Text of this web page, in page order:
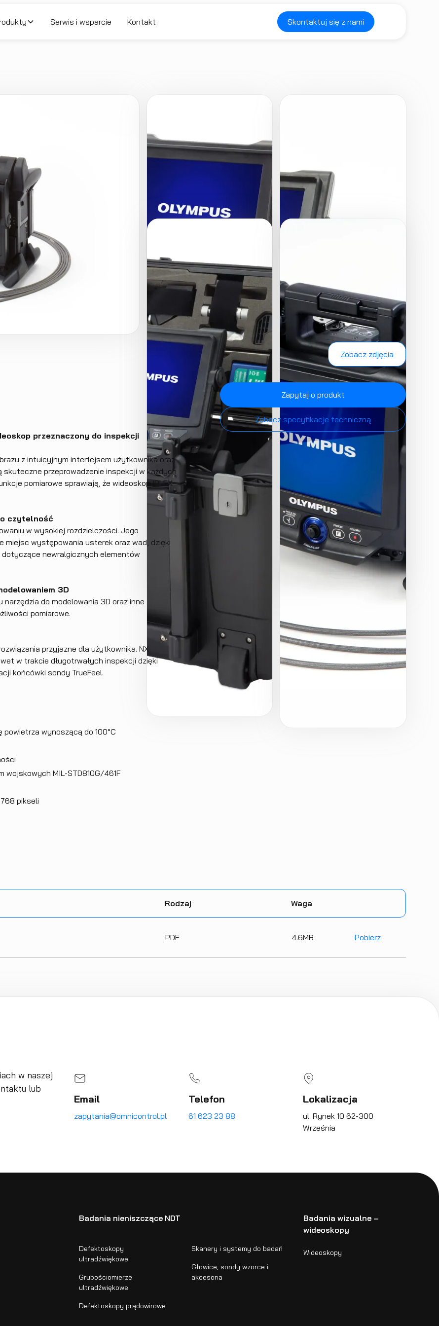
Serwis i wsparcie Kontakt Skontaktuj się z nami
Zobacz zdjęcia
przeznaczony do inspekcji
z intuicyjnym interfejsem użytkownika oraz
przeprowadzenie inspekcji w każdych
pomiarowe sprawiają, że wideoskop IPLEX
czytelność
w wysokiej rozdzielczości. Jego
miejsc występowania usterek oraz wad, dzięki
newralgicznych elementów
3D
do modelowania 3D oraz inne
pomiarowe.
przyjazne dla użytkownika. NX
w trakcie długotrwałych inspekcji dzięki
końcówki sondy TrueFeel.
wynoszącą do 100°C
wojskowych MIL-STD810G/461F
pikseli
Zapytaj o produkt
Zobacz specyfikacje techniczną
Rodzaj Waga
PDF 4.6MB Pobierz
w naszej
lub
Email
zapytania@omnicontrol.pl
Telefon
61 623 23 88
Lokalizacja
ul. Rynek 10 62-300
Września
Badania nieniszczące NDT
Defektoskopy
ultradźwiękowe
Grubościomierze
ultradźwiękowe
Defektoskopy prądowirowe
Skanery i systemy do badań
Głowice, sondy wzorce i
akcesoria
Badania wizualne –
wideoskopy
Wideoskopy